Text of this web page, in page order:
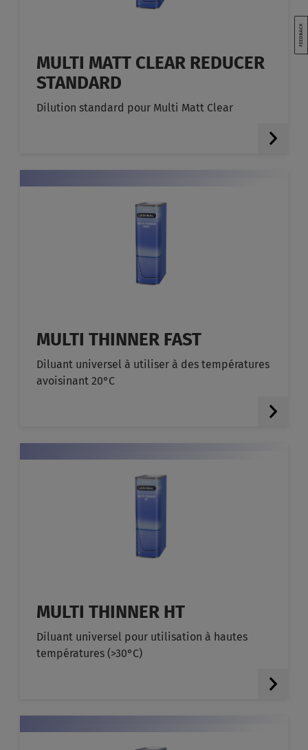
MULTI MATT CLEAR REDUCER
STANDARD
Dilution standard pour Multi Matt Clear
MULTI THINNER FAST
Diluant universel à utiliser à des températures
avoisinant 20°C
MULTI THINNER HT
Diluant universel pour utilisation à hautes
températures (>30°C)